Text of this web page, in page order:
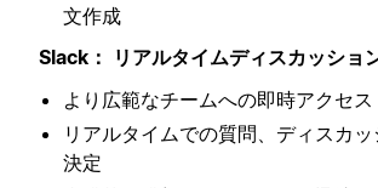
文作成
Slack： リアルタイムディスカッショ
より広範なチームへの即時アクセス
リアルタイムでの質問、ディスカ
決定